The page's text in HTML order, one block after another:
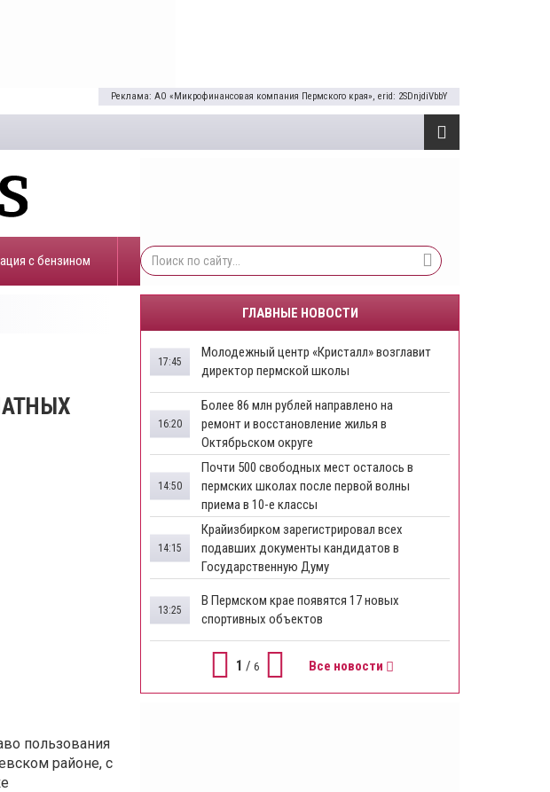
Реклама: АО «Микрофинансовая компания Пермского края», erid: 2SDnjdiVbbY
с бензином
пользования
районе, с
ГЛАВНЫЕ НОВОСТИ
Молодежный центр «Кристалл» возглавит
директор пермской школы
17:45
Более 86 млн рублей направлено на
ремонт и восстановление жилья в
Октябрьском округе
16:20
Почти 500 свободных мест осталось в
пермских школах после первой волны
приема в 10-е классы
14:50
Крайизбирком зарегистрировал всех
подавших документы кандидатов в
Государственную Думу
14:15
​В Пермском крае появятся 17 новых
спортивных объектов
13:25
1 / 6 Все новости